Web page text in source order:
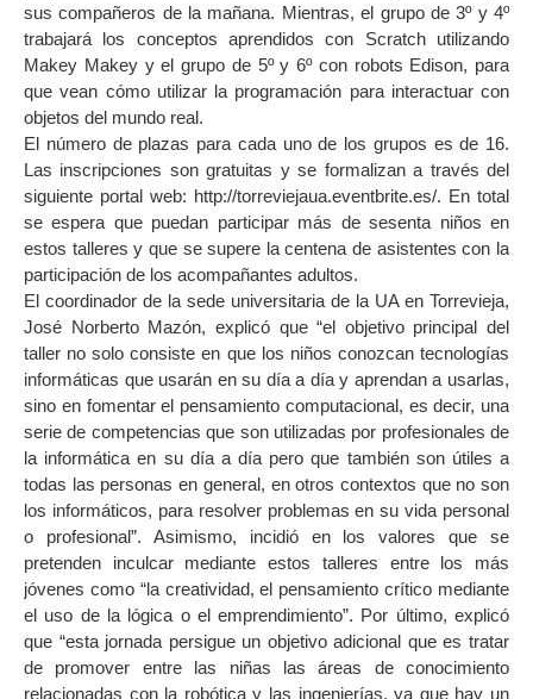
sus compañeros de la mañana. Mientras, el grupo de 3º y 4º
trabajará los conceptos aprendidos con Scratch utilizando
Makey Makey y el grupo de 5º y 6º con robots Edison, para
que vean cómo utilizar la programación para interactuar con
objetos del mundo real.
El número de plazas para cada uno de los grupos es de 16.
Las inscripciones son gratuitas y se formalizan a través del
siguiente portal web: http://torreviejaua.eventbrite.es/. En total
se espera que puedan participar más de sesenta niños en
estos talleres y que se supere la centena de asistentes con la
participación de los acompañantes adultos.
El coordinador de la sede universitaria de la UA en Torrevieja,
José Norberto Mazón, explicó que “el objetivo principal del
taller no solo consiste en que los niños conozcan tecnologías
informáticas que usarán en su día a día y aprendan a usarlas,
sino en fomentar el pensamiento computacional, es decir, una
serie de competencias que son utilizadas por profesionales de
la informática en su día a día pero que también son útiles a
todas las personas en general, en otros contextos que no son
los informáticos, para resolver problemas en su vida personal
o profesional”. Asimismo, incidió en los valores que se
pretenden inculcar mediante estos talleres entre los más
jóvenes como “la creatividad, el pensamiento crítico mediante
el uso de la lógica o el emprendimiento”. Por último, explicó
que “esta jornada persigue un objetivo adicional que es tratar
de promover entre las niñas las áreas de conocimiento
relacionadas con la robótica y las ingenierías, ya que hay un